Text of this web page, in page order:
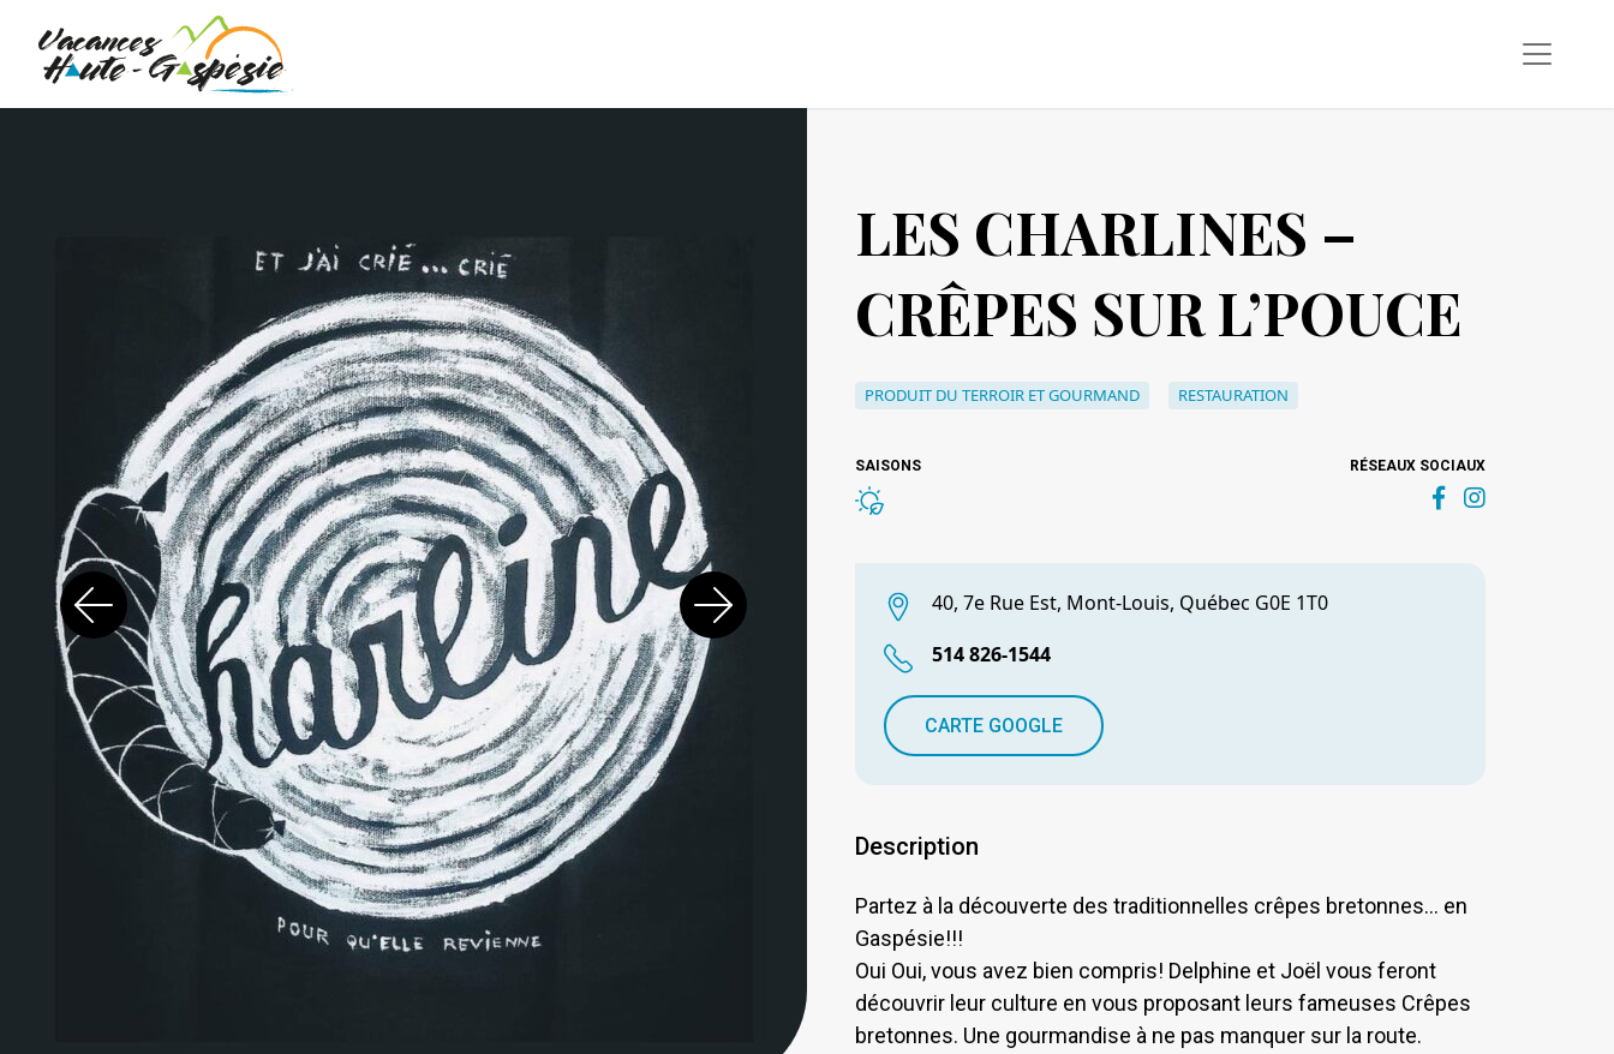
LES CHARLINES –
CRÊPES SUR L’POUCE
PRODUIT DU TERROIR ET GOURMAND RESTAURATION
SAISONS RÉSEAUX SOCIAUX
40, 7e Rue Est, Mont-Louis, Québec G0E 1T0
514 826-1544
CARTE GOOGLE
Description
Partez à la découverte des traditionnelles crêpes bretonnes… en
Gaspésie!!!
Oui Oui, vous avez bien compris! Delphine et Joël vous feront
découvrir leur culture en vous proposant leurs fameuses Crêpes
bretonnes. Une gourmandise à ne pas manquer sur la route.